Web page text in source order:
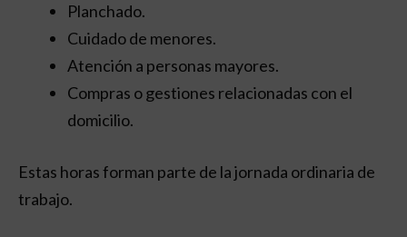
Planchado.
Cuidado de menores.
Atención a personas mayores.
Compras o gestiones relacionadas con el
domicilio.
Estas horas forman parte de la jornada ordinaria de
trabajo.